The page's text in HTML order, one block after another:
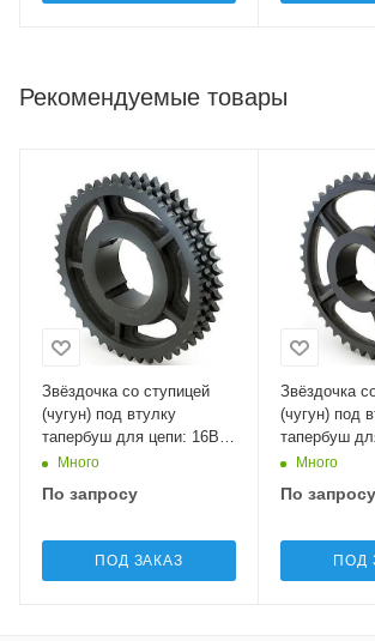
Рекомендуемые товары
Звёздочка со ступицей
(чугун) под втулку
тапербуш для цепи: 16B-
3, Z=57, 1" x 17.02 мм
Много
По запросу
ПОД ЗАКАЗ
Звёздочка
(чугун) под
тапербуш
1, Z=57, 1" 1/
Много
По запросу
ПОД